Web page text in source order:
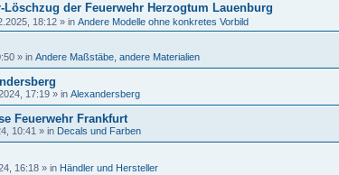
Löschzug der Feuerwehr Herzogtum Lauenburg
18:12 » in Andere Modelle ohne konkretes Vorbild
» in Andere Maßstäbe, andere Materialien
17:19 » in Alexandersberg
Feuerwehr Frankfurt
10:41 » in Decals und Farben
16:18 » in Händler und Hersteller